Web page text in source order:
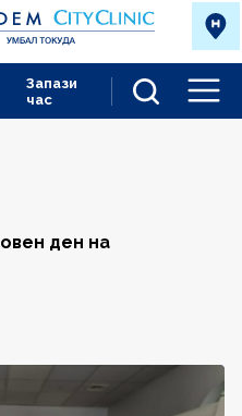
Запази
час
ден на